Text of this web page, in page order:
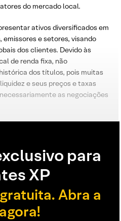
do mercado local.
ativos diversificados em
emissores e setores, visando
dos clientes. Devido às
de renda fixa, não
dos títulos, pois muitas
e seus preços e taxas
as negociações
para
XP
Abra a